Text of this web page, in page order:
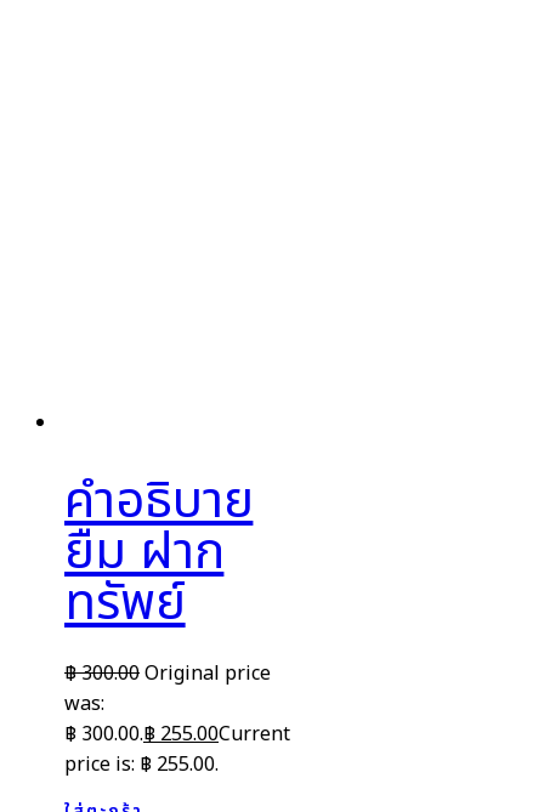
คำอธิบาย
ยืม ฝาก
ทรัพย์
฿300.00Original price
was:
฿ 300.00.฿ 255.00Current
price is: ฿ 255.00.